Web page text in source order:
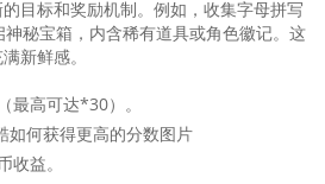
目标和奖励机制。例如，收集字母拼写
神秘宝箱，内含稀有道具或角色徽记。这
新鲜感。
最高可达*30）。
益。